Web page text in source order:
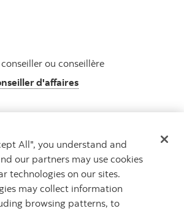
ou conseillère
d'affaires
All", you understand and
our partners may use cookies
technologies on our sites.
may collect information
browsing patterns, to